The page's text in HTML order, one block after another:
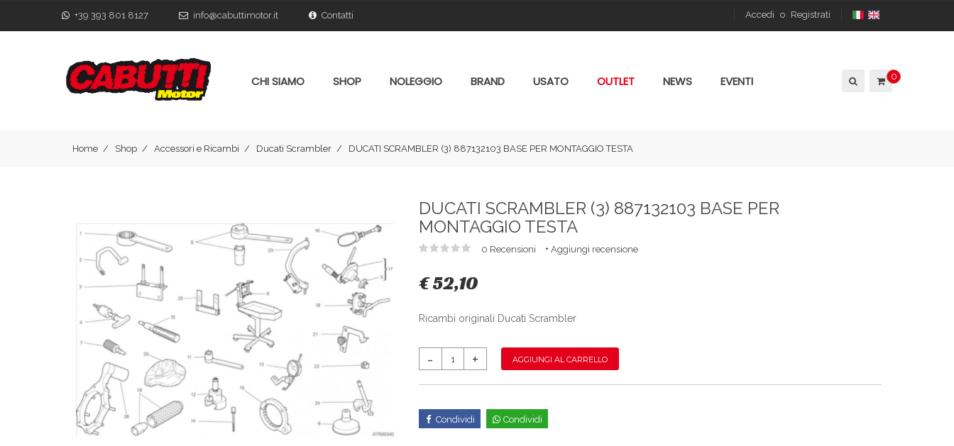
+39 393 801 8127 info@cabuttimotor.it Contatti Accedi o Registrati
0
CHI SIAMO SHOP NOLEGGIO BRAND USATO OUTLET NEWS EVENTI
Home Shop Accessori e Ricambi Ducati Scrambler DUCATI SCRAMBLER (3) 887132103 BASE PER MONTAGGIO TESTA
DUCATI SCRAMBLER (3) 887132103 BASE PER
MONTAGGIO TESTA
0 Recensioni + Aggiungi recensione
€ 52,10
Ricambi originali Ducati Scrambler
AGGIUNGI AL CARRELLO
Condividi Condividi